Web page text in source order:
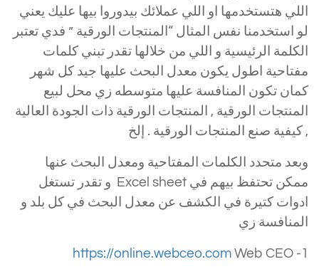
اللي هتستخدمها او اللي عملائك بيدوروا بيها عليك يعني
لو استخدمنا نفس المثال “المنتجات الورقية ” فدي تعتبر
الكلمة الرئيسية و اللي من خلالها تقدر تبني كلمات
مفتاحية اطول يكون معدل البحث عليها جيد كل شهر
كمان تكون المنافسة عليها متوسطه زي محل لبيع
المنتجات الورقية , المنتجات الورقية ذات الجودة العالية
, كيفية صنع المنتجات الورقية . إلخ
وبعد متحدد الكلمات المفتاحية ومعدل البحث عنها
ممكن تحتفظ بيهم في Excel sheet و تقدر تستغل
ادوات كتيرة في الكشف عن معدل البحث في كل بلد و
المنافسة زي
1-
https://online.webceo.com Web CEO